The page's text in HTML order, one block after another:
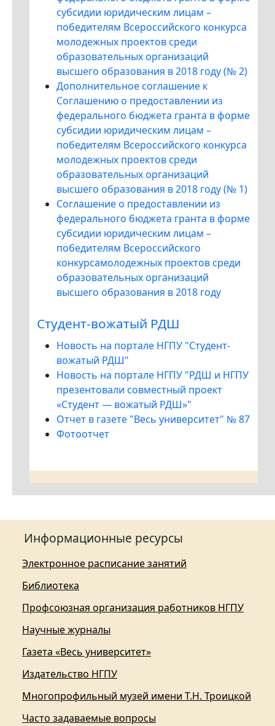
субсидии юридическим лицам –
победителям Всероссийского конкурса
молодежных проектов среди
образовательных организаций
высшего образования в 2018 году (№ 2)
Дополнительное соглашение к
Соглашению о предоставлении из
федерального бюджета гранта в форме
субсидии юридическим лицам –
победителям Всероссийского конкурса
молодежных проектов среди
образовательных организаций
высшего образования в 2018 году (№ 1)
Соглашение о предоставлении из
федерального бюджета гранта в форме
субсидии юридическим лицам –
победителям Всероссийского
конкурсамолодежных проектов среди
образовательных организаций
высшего образования в 2018 году
Студент-вожатый РДШ
Новость на портале НГПУ "Студент-
вожатый РДШ"
Новость на портале НГПУ "РДШ и НГПУ
презентовали совместный проект
«Студент — вожатый РДШ»"
Отчет в газете "Весь университет" № 87
Фотоотчет
Информационные ресурсы
Электронное расписание занятий
Библиотека
Профсоюзная организация работников НГПУ
Научные журналы
Газета «Весь университет»
Издательство НГПУ
Многопрофильный музей имени Т.Н. Троицкой
Часто задаваемые вопросы